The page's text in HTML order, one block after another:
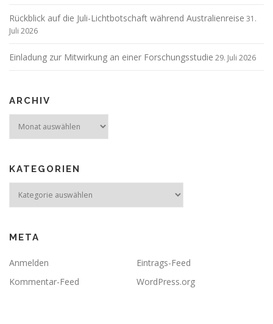
Rückblick auf die Juli-Lichtbotschaft während Australienreise 31.
Juli 2026
Einladung zur Mitwirkung an einer Forschungsstudie 29. Juli 2026
ARCHIV
KATEGORIEN
META
Anmelden
Eintrags-Feed
Kommentar-Feed
WordPress.org